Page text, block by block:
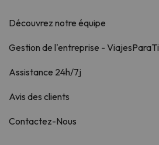
Découvrez notre équipe
Gestion de l'entreprise - ViajesParaTi
Assistance 24h/7j
Avis des clients
Contactez-Nous